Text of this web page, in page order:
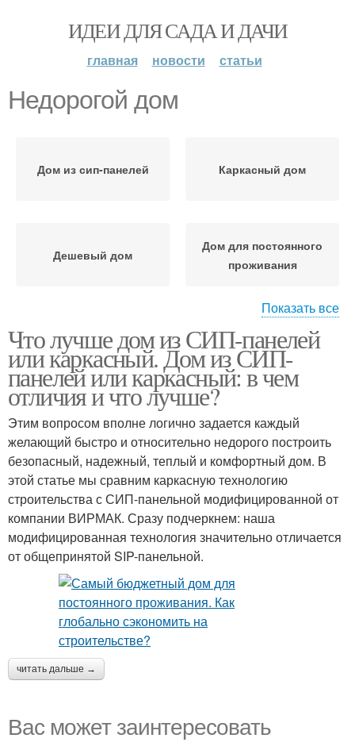
ИДЕИ ДЛЯ САДА И ДАЧИ
главная новости статьи
Недорогой дом
Дом из сип-панелей Каркасный дом
Дешевый дом
Дом для постоянного
проживания
Дом из бруса Бюджетный дом
Показать все
Что лучше дом из СИП-панелей
или каркасный. Дом из СИП-
панелей или каркасный: в чем
отличия и что лучше?
Этим вопросом вполне логично задается каждый
желающий быстро и относительно недорого построить
безопасный, надежный, теплый и комфортный дом. В
этой статье мы сравним каркасную технологию
строительства с СИП-панельной модифицированной от
компании ВИРМАК. Сразу подчеркнем: наша
модифицированная технология значительно отличается
от общепринятой SIP-панельной.
читать дальше →
Вас может заинтересовать